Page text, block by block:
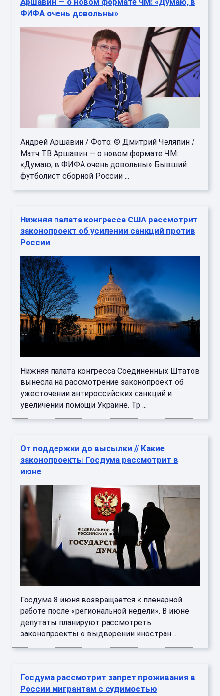
Аршавин — о новом формате ЧМ: «Думаю, в
ФИФА очень довольны»
Андрей Аршавин / Фото: © Дмитрий Челяпин /
Матч ТВ Аршавин — о новом формате ЧМ:
«Думаю, в ФИФА очень довольны» Бывший
футболист сборной России ...
Нижняя палата конгресса США рассмотрит
законопроект об усилении санкций против
России
Нижняя палата конгресса Соединенных Штатов
вынесла на рассмотрение законопроект об
ужесточении антироссийских санкций и
увеличении помощи Украине. Тр ...
От поддержки до высылки // Какие
законопроекты Госдума рассмотрит в
июне
Госдума 8 июня возвращается к пленарной
работе после «региональной недели». В июне
депутаты планируют рассмотреть
законопроекты о выдворении иностран ...
Госдума рассмотрит запрет проживания в
России мигрантам с судимостью